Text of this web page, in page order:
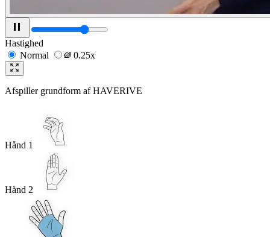
Hastighed
Normal
0.25x
Afspiller grundform afHAVERIVE
Hånd 1
Hånd 2